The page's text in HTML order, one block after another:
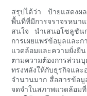
สรุปได้ว่า ป้ายแสดงผ
พื้นที่ที่มีการจราจรหน
สนใจ นำเสนอโซลูชัน
การเผยแพร่ข้อมูลแ
แวดล้อมและความยั่งยื
ตามความต้องการส่วน
ทรงพลังให้กับธุรกิจแล
จำนวนมาก สื่อสารข้อ
จดจำในสภาพแวดล้อม